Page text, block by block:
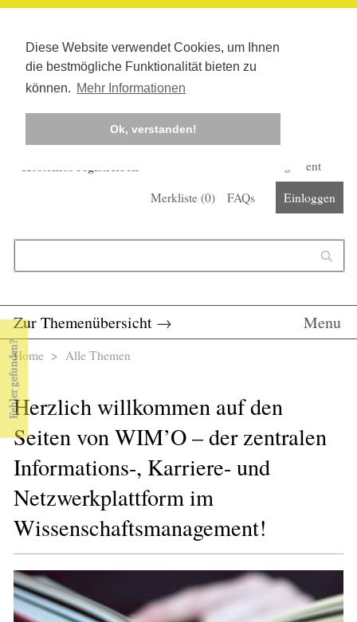
Diese Website verwendet Cookies, um Ihnen
die bestmögliche Funktionalität bieten zu
können. Mehr Informationen
Ok, verstanden!
Kostenlos registrieren
Corona-Management
Merkliste (0) FAQs Einloggen
Zur Themenübersicht → Menu
Sie sind hier
Home > Alle Themen
Herzlich willkommen auf den
Seiten von WIM’O – der zentralen
Informations-, Karriere- und
Netzwerkplattform im
Wissenschaftsmanagement!